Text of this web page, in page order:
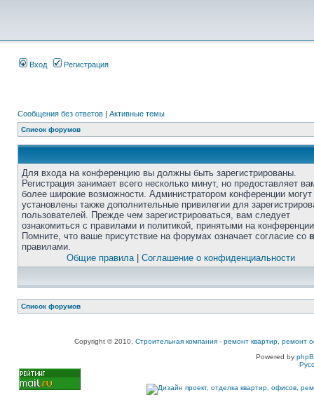
Вход Регистрация
Сообщения без ответов | Активные темы
Список форумов
Для входа на конференцию вы должны быть зарегистрированы.
Регистрация занимает всего несколько минут, но предоставляет
более широкие возможности. Администратором конференции
установлены также дополнительные привилегии для
пользователей. Прежде чем зарегистрироваться, вам следует
ознакомиться с правилами и политикой, принятыми на
Помните, что ваше присутствие на форумах означает согласие со
правилами.
Общие правила| Соглашение о конфиденциальности
Список форумов
Copyright © 2010, Строительная компания - ремонт квартир, ремонт
Powered by